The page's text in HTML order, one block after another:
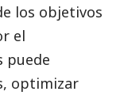
los objetivos
el
puede
optimizar